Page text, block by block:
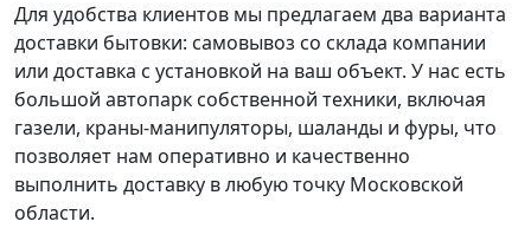
Для удобства клиентов мы предлагаем два варианта
доставки бытовки: самовывоз со склада компании
или доставка с установкой на ваш объект. У нас есть
большой автопарк собственной техники, включая
газели, краны-манипуляторы, шаланды и фуры, что
позволяет нам оперативно и качественно
выполнить доставку в любую точку Московской
области.